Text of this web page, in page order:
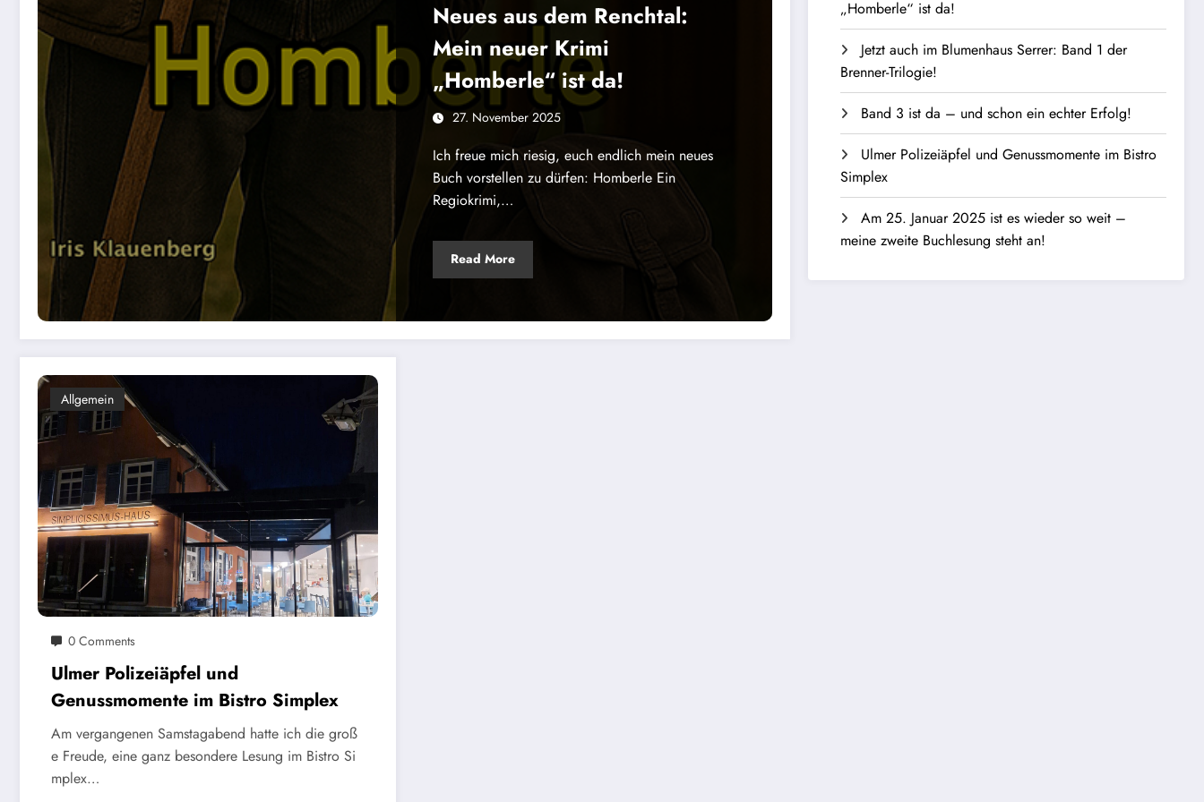
Neues aus dem Renchtal:
Mein neuer Krimi
„Homberle“ ist da!
27. November 2025
Ich freue mich riesig, euch endlich mein neues
Buch vorstellen zu dürfen: Homberle Ein
Regiokrimi,…
Read More
Allgemein
0 Comments
Ulmer Polizeiäpfel und
Genussmomente im Bistro Simplex
Am vergangenen Samstagabend hatte ich die groß
e Freude, eine ganz besondere Lesung im Bistro Si
mplex…
„Homberle“ ist da!
Jetzt auch im Blumenhaus Serrer: Band 1 der
Brenner-Trilogie!
Band 3 ist da – und schon ein echter Erfolg!
Ulmer Polizeiäpfel und Genussmomente im Bistro
Simplex
Am 25. Januar 2025 ist es wieder so weit –
meine zweite Buchlesung steht an!